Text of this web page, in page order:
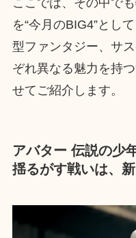
を“今月のBIG4”とし
型ファンタジー、サ
ぞれ異なる魅力を持
せてご紹介します。
アバター 伝説の少
揺るがす戦いは、新